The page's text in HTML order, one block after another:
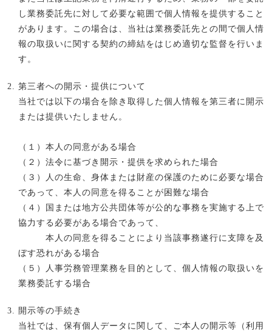
し業務委託先に対して必要な範囲で個人情報を提供すること
があります。この場合は、当社は業務委託先との間で個人情
報の取扱いに関する契約の締結をはじめ適切な監督を行いま
す。
第三者への開示・提供について
当社では以下の場合を除き取得した個人情報を第三者に開示
または提供いたしません。
（１）本人の同意がある場合
（２）法令に基づき開示・提供を求められた場合
（３）人の生命、身体または財産の保護のために必要な場合
であって、本人の同意を得ることが困難な場合
（４）国または地方公共団体等が公的な事務を実施する上で
協力する必要がある場合であって、
本人の同意を得ることにより当該事務遂行に支障を及
ぼす恐れがある場合
（５）人事労務管理業務を目的として、個人情報の取扱いを
業務委託する場合
開示等の手続き
当社では、保有個人データに関して、ご本人の開示等（利用